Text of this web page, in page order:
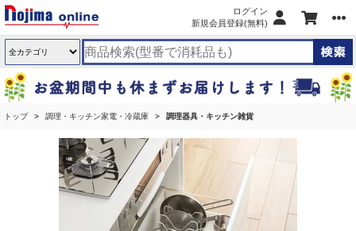
ログイン
新規会員登録(無料)
トップ 調理・キッチン家電・冷蔵庫 調理器具・キッチン雑貨